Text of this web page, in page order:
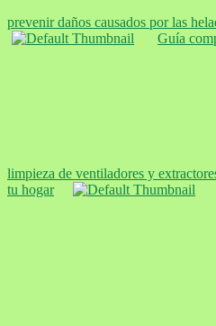
prevenir daños causados por las
Guía
limpieza de ventiladores y
tu hogar